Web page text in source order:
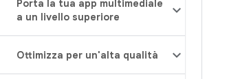
Porta la tua app multimediale
a un livello superiore
Ottimizza per un'alta qualità